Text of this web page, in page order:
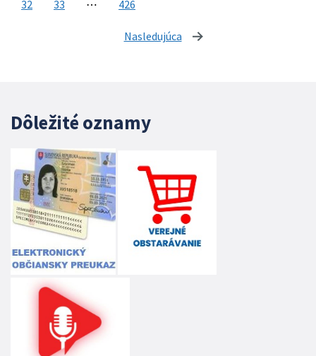
32 33 ⋯ 426
Nasledujúca stránka
Dôležité oznamy